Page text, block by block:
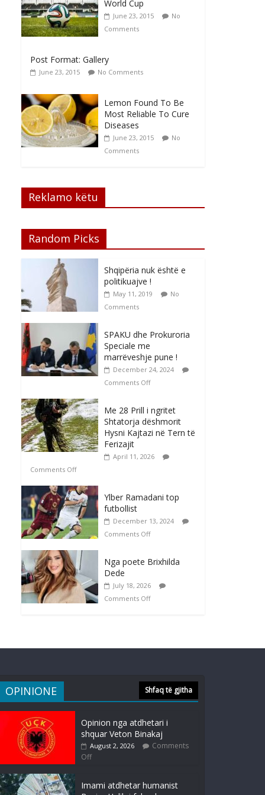
World Cup
June 23, 2015
No
Comments
Post Format: Gallery
June 23, 2015 No Comments
Lemon Found To Be
Most Reliable To Cure
Diseases
June 23, 2015
No
Comments
Reklamo këtu
Random Picks
Shqipëria nuk është e
politikuajve !
May 11, 2019
No
Comments
SPAKU dhe Prokuroria
Speciale me
marrëveshje pune !
December 24, 2024
Comments Off
Me 28 Prill i ngritet
Shtatorja dëshmorit
Hysni Kajtazi në Tern të
Ferizajit
April 11, 2026
Comments Off
Ylber Ramadani top
futbollist
December 13, 2024
Comments Off
Nga poete Brixhilda
Dede
July 18, 2026
Comments Off
OPINIONE Shfaq të gjitha
Opinion nga atdhetari i
shquar Veton Binakaj
August 2, 2026
Comments
Off
Imami atdhetar humanist